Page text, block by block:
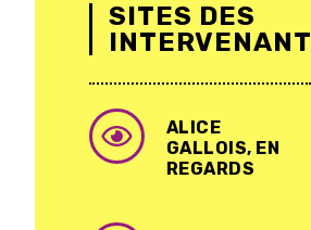
SITES DES
ALICE
GALLOIS, EN
REGARDS